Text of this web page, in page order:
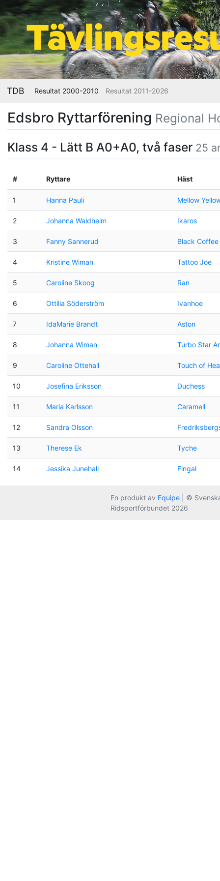
TDB Resultat 2000-2010 Resultat 2011-2026
Edsbro Ryttarförening Regional
Klass 4 - Lätt B A0+A0, två faser 25
# Ryttare Häst
1 Hanna Pauli Mellow
2 Johanna Waldheim Ikaros
3 Fanny Sannerud Black Coffee
4 Kristine Wiman Tattoo Joe
5 Caroline Skoog Ran
6 Ottilia Söderström Ivanhoe
7 IdaMarie Brandt Aston
8 Johanna Wiman Turbo Star
9 Caroline Ottehall Touch of
10 Josefina Eriksson Duchess
11 Maria Karlsson Caramell
12 Sandra Olsson
13 Therese Ek Tyche
14 Jessika Junehall Fingal
En produkt av Equipe | ©
Ridsportförbundet 2026